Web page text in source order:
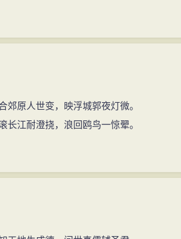
郊原人世变，映浮城郭夜灯微。
长江耐澄挠，浪回鸥鸟一惊翚。